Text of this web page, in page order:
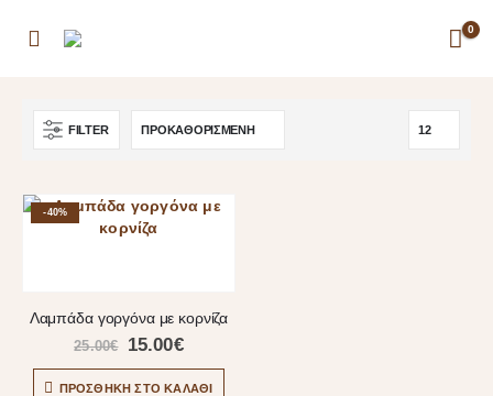
0
FILTER
-40%
Λαμπάδα γοργόνα με κορνίζα
25.00€ 15.00€
ΠΡΟΣΘΉΚΗ ΣΤΟ ΚΑΛΆΘΙ